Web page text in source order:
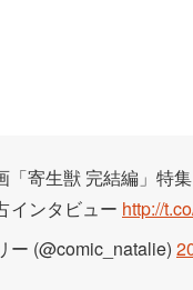
「寄生獣 完結編」特
インタビュー http://
(@comic_natalie)